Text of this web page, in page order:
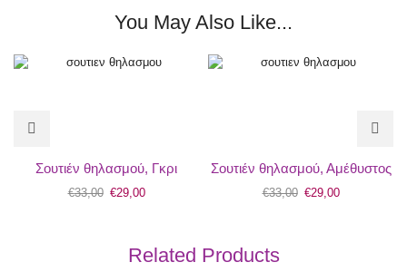
You May Also Like...
Σουτιέν θηλασμού, Γκρι
€33,00 €29,00
Σουτιέν θηλασμού, Αμέθυστος
€33,00 €29,00
Related Products